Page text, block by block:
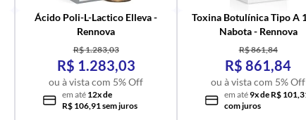
Ácido Poli-L-Lactico Elleva -
Rennova
R$ 1.283,03
R$ 1.283,03
ou à vista com 5% Off
em até 12x de
R$ 106,91 sem juros
Toxina Botulínica Tipo A
Nabota - Rennova
R$ 861,84
R$ 861,84
ou à vista com 5% Off
em até9x de R$
com juros